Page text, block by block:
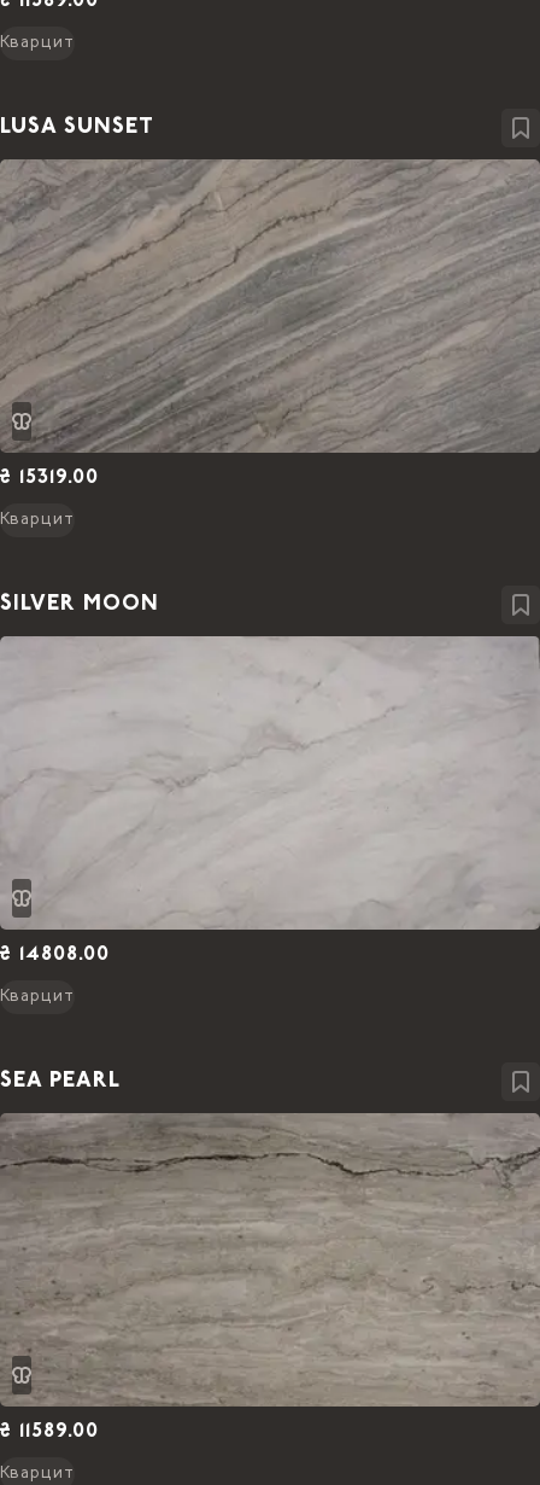
Кварцит
LUSA SUNSET
₴ 15319.00
Кварцит
SILVER MOON
₴ 14808.00
Кварцит
SEA PEARL
₴ 11589.00
Кварцит